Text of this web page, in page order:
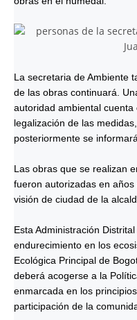
La secretaria de Ambiente
de las obras continuará.
autoridad ambiental
legalización de las
posteriormente se
Las obras que se realizan
fueron autorizadas en
visión de ciudad de la
Esta Administración
endurecimiento en los
Ecológica Principal de
deberá acogerse a la
enmarcada en los
participación de la